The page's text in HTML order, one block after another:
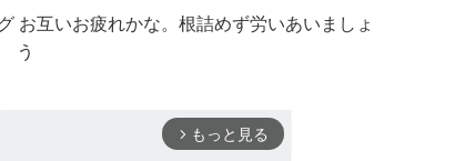
お互いお疲れかな。根詰めず労いあいましょ
う
arrow_forward_ios もっと見る